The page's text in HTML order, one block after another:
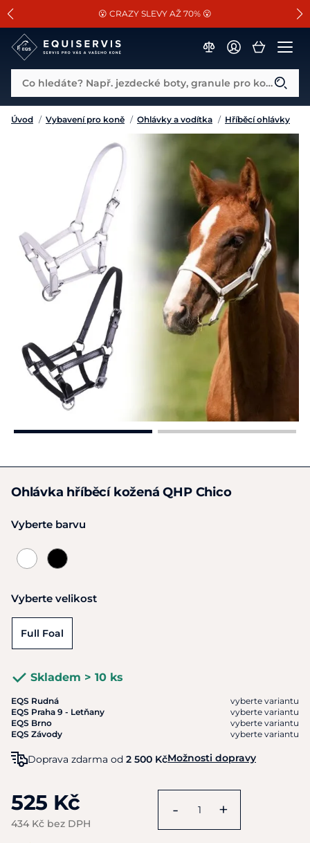
SLEVA 13% na vše od Cassini!
😮 CRAZY SLEVY AŽ 70% 😮
📐Pasování a doplňky k vybraným sedlům ZDARMA 🐴
Co hledáte? Např. jezdecké boty, granule pro koně...
Úvod / Vybavení pro koně / Ohlávky a vodítka / Hříběcí ohlávky
Ohlávka hříběcí kožená QHP Chico
Vyberte barvu
Vyberte velikost
Full Foal
Skladem > 10 ks
EQS Rudná
vyberte variantu
EQS Praha 9 - Letňany
vyberte variantu
EQS Brno
vyberte variantu
EQS Závody
vyberte variantu
Doprava zdarma od 2 500 KčMožnosti dopravy
525 Kč
434 Kč bez DPH
- +